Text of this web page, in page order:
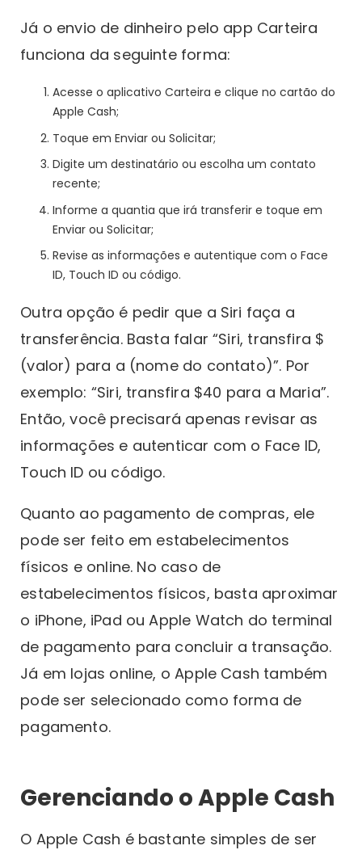
Já o envio de dinheiro pelo app Carteira
funciona da seguinte forma:
Acesse o aplicativo Carteira e clique no cartão do
Apple Cash;
Toque em Enviar ou Solicitar;
Digite um destinatário ou escolha um contato
recente;
Informe a quantia que irá transferir e toque em
Enviar ou Solicitar;
Revise as informações e autentique com o Face
ID, Touch ID ou código.
Outra opção é pedir que a Siri faça a
transferência. Basta falar “Siri, transfira $
(valor) para a (nome do contato)”. Por
exemplo: “Siri, transfira $40 para a Maria”.
Então, você precisará apenas revisar as
informações e autenticar com o Face ID,
Touch ID ou código.
Quanto ao pagamento de compras, ele
pode ser feito em estabelecimentos
físicos e online. No caso de
estabelecimentos físicos, basta aproximar
o iPhone, iPad ou Apple Watch do terminal
de pagamento para concluir a transação.
Já em lojas online, o Apple Cash também
pode ser selecionado como forma de
pagamento.
Gerenciando o Apple Cash
O Apple Cash é bastante simples de ser